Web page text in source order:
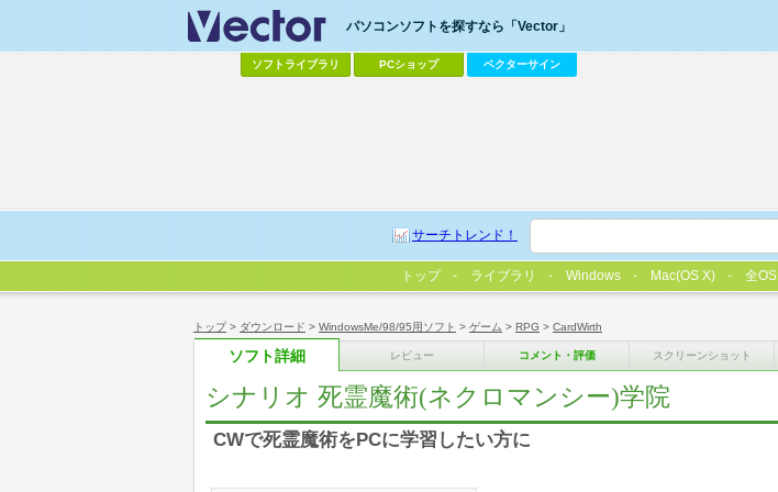
トップ> ダウンロード > WindowsMe/98/95用ソフト > ゲーム > RPG > CardWirth
ソフト詳細 レビュー コメント・評価 スクリーンショット
シナリオ 死霊魔術(ネクロマンシー)学院
CWで死霊魔術をPCに学習したい方に
パソコンソフトを探すなら「Vector」
ソフトライブラリ PCショップ ベクターサイン
サーチトレンド！
トップ ライブラリ Windows Mac(OS X) 全OS